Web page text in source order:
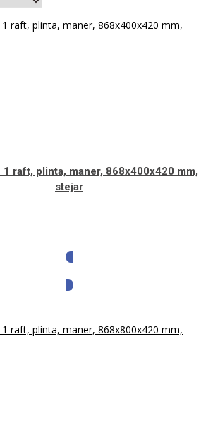
1 raft, plinta, maner, 868x400x420 mm,
stejar